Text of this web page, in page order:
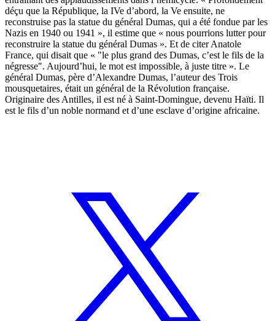
déçu que la République, la IVe d’abord, la Ve ensuite, ne
reconstruise pas la statue du général Dumas, qui a été fondue par les
Nazis en 1940 ou 1941 », il estime que « nous pourrions lutter pour
reconstruire la statue du général Dumas ». Et de citer Anatole
France, qui disait que « "le plus grand des Dumas, c’est le fils de la
négresse". Aujourd’hui, le mot est impossible, à juste titre ». Le
général Dumas, père d’Alexandre Dumas, l’auteur des Trois
mousquetaires, était un général de la Révolution française.
Originaire des Antilles, il est né à Saint-Domingue, devenu Haïti. Il
est le fils d’un noble normand et d’une esclave d’origine africaine.